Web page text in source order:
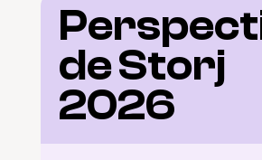
de Storj
2026